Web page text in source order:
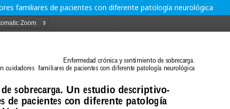
familiares de pacientes con diferente patología neurológica